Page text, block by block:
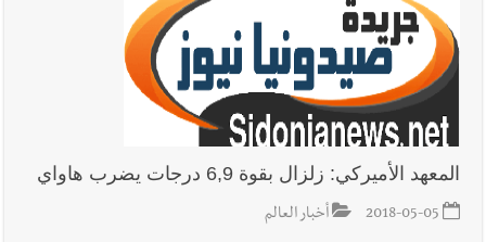
المعهد الأميركي: زلزال بقوة 6,9 درجات يضرب هاواي
2018-05-05 أخبار العالم